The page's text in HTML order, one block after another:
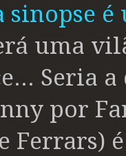
sinopse
uma
Seria
por
Ferrars)